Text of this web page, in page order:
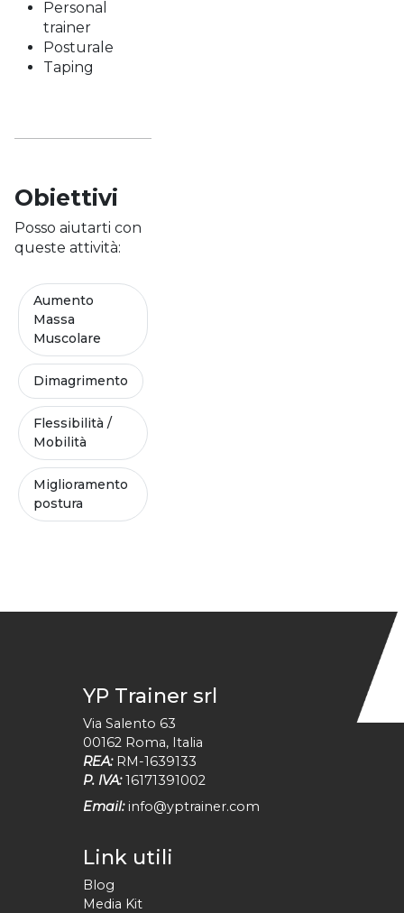
Personal
trainer
Posturale
Taping
Obiettivi
Posso aiutarti con
queste attività:
Aumento
Massa
Muscolare
Dimagrimento
Flessibilità /
Mobilità
Miglioramento
postura
YP Trainer srl
Via Salento 63
00162 Roma, Italia
REA: RM-1639133
P. IVA: 16171391002
Email: info@yptrainer.com
Link utili
Blog
Media Kit